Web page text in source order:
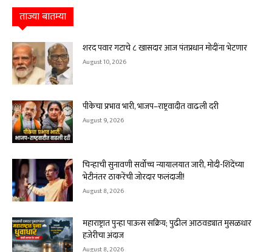
ताज्या बातम्या
शरद पवार गटाचे ८ खासदार आज पंतप्रधान मोदींना भेटणार
August 10, 2026
पीकेचा प्रभाव भारी, भाजप–राष्ट्रवादीत वाढली दरी
August 9, 2026
चिन्हाची सुनावणी सर्वोच्च न्यायालयात जारी, मोदी-शिंदेंच्या
भेटीनंतर ठाकरेंची जोरदार फलंदाजी!
August 8, 2026
महाराष्ट्रात पुन्हा पाऊस सक्रिय; पुढील आठवड्यात मुसळधार
हजेरीचा अंदाज
August 8, 2026